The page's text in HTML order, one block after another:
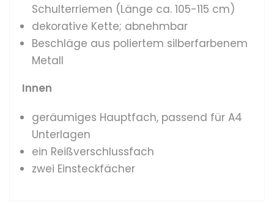
Schulterriemen (Länge ca. 105-115 cm)
dekorative Kette; abnehmbar
Beschläge aus poliertem silberfarbenem
Metall
Innen
geräumiges Hauptfach, passend für A4
Unterlagen
ein Reißverschlussfach
zwei Einsteckfächer